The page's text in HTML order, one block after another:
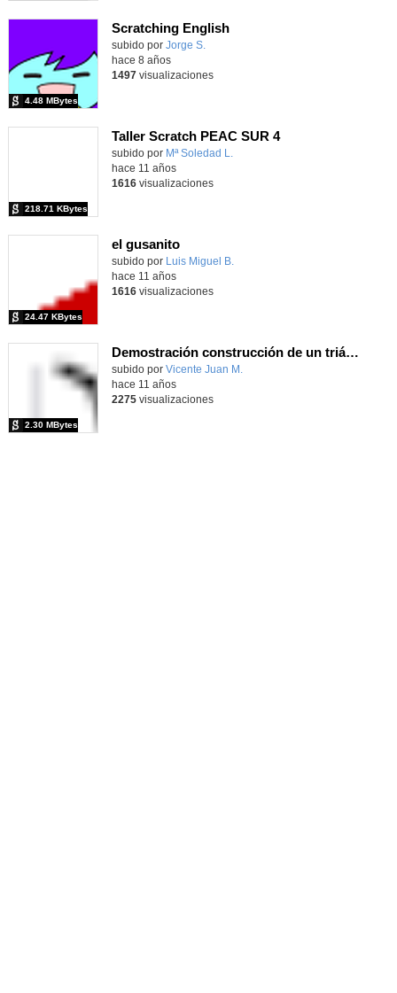
Scratching English
subido por Jorge S.
4.48 MBytes
hace 8 años
1497visualizaciones
Taller Scratch PEAC SUR 4
Contenido educativo.
subido por Mª Soledad L.
218.71 KBytes
hace 11 años
1616visualizaciones
el gusanito
subido por Luis Miguel B.
24.47 KBytes
hace 11 años
1616visualizaciones
Demostración construcción de un triángulo a partir de tres lados
subido por Vicente Juan M.
2.30 MBytes
hace 11 años
2275visualizaciones